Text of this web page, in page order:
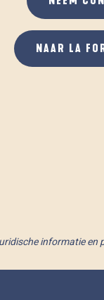
NAAR LA
informatie en